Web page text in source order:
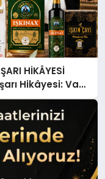
HİKÂYESİ
Hikâyesi: Van